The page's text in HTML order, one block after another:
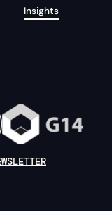
Insights